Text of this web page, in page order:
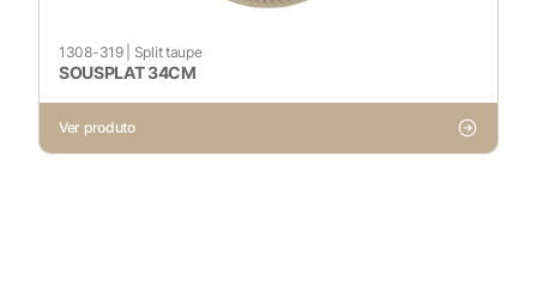
1308-319| Split taupe
SOUSPLAT 34CM
Ver produto